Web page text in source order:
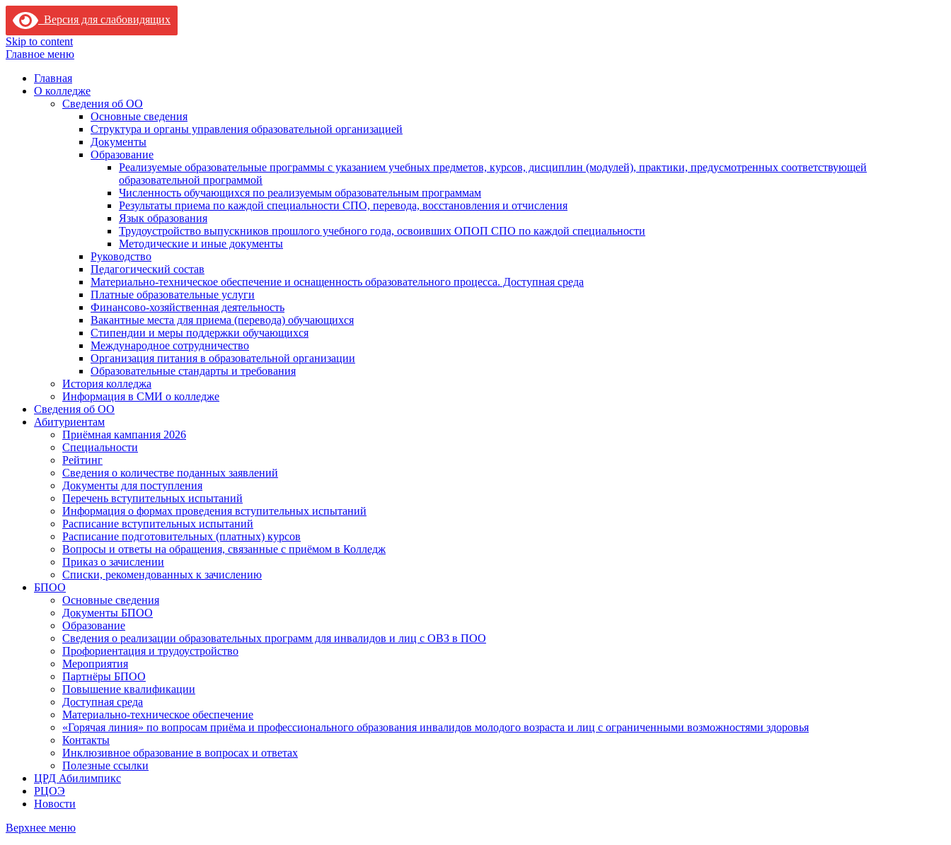
Версия для слабовидящих
Skip to content
Главное меню
Главная
О колледже
Сведения об ОО
Основные сведения
Структура и органы управления образовательной организацией
Документы
Образование
Реализуемые образовательные программы с указанием учебных предметов, курсов, дисциплин (модулей), практики, предусмотренных соответствующей
образовательной программой
Численность обучающихся по реализуемым образовательным программам
Результаты приема по каждой специальности СПО, перевода, восстановления и отчисления
Язык образования
Трудоустройство выпускников прошлого учебного года, освоивших ОПОП СПО по каждой специальности
Методические и иные документы
Руководство
Педагогический состав
Материально-техническое обеспечение и оснащенность образовательного процесса. Доступная среда
Платные образовательные услуги
Финансово-хозяйственная деятельность
Вакантные места для приема (перевода) обучающихся
Стипендии и меры поддержки обучающихся
Международное сотрудничество
Организация питания в образовательной организации
Образовательные стандарты и требования
История колледжа
Информация в СМИ о колледже
Сведения об ОО
Абитуриентам
Приёмная кампания 2026
Специальности
Рейтинг
Сведения о количестве поданных заявлений
Документы для поступления
Перечень вступительных испытаний
Информация о формах проведения вступительных испытаний
Расписание вступительных испытаний
Расписание подготовительных (платных) курсов
Вопросы и ответы на обращения, связанные с приёмом в Колледж
Приказ о зачислении
Списки, рекомендованных к зачислению
БПОО
Основные сведения
Документы БПОО
Образование
Сведения о реализации образовательных программ для инвалидов и лиц с ОВЗ в ПОО
Профориентация и трудоустройство
Мероприятия
Партнёры БПОО
Повышение квалификации
Доступная среда
Материально-техническое обеспечение
«Горячая линия» по вопросам приёма и профессионального образования инвалидов молодого возраста и лиц с ограниченными возможностями здоровья
Контакты
Инклюзивное образование в вопросах и ответах
Полезные ссылки
ЦРД Абилимпикс
РЦОЭ
Новости
Верхнее меню